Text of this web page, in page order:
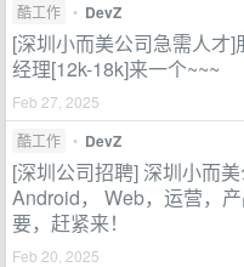
酷工作
• DevZ
[深圳小而美公司急需人才
经理[12k-18k]来一个~~~
Feb 27, 2025
酷工作
• DevZ
[深圳公司招聘] 深圳小而美
Android， Web，运营，
要，赶紧来！
Feb 20, 2025